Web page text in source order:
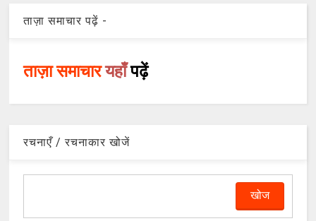
ताज़ा समाचार पढ़ें -
ताज़ा समाचारयहाँपढ़ें
रचनाएँ / रचनाकार खोजें